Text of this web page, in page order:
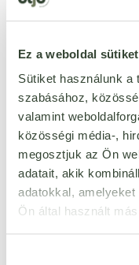
Ez a weboldal
Sütiket használunk a
szabásához,
valamint
közösségi média-,
megosztjuk az Ön
adatait, akik
adatokkal,
Ön által használt
B12-vitamin –
C-vitamin – 500mg
Összetevők:
szilícium-dioxid,
kalcium-
tömegnövelőszer:
riboflavin, inozitol,
propil-metil-cellulóz,
kamauba viasz.